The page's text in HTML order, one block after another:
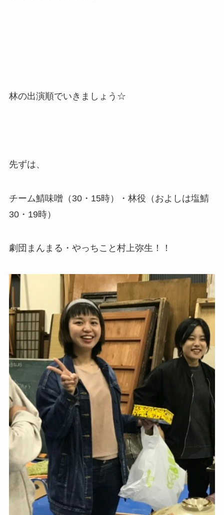
林の出演順でいきましょう☆
先ずは、
チーム鯖味噌（30・15時）・林役（およしは塩鯖
30・19時）
劇団まんまる・やっちこと村上弥生！！